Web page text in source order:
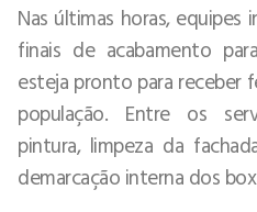
Nas últimas horas, equipes
finais de acabamento
esteja pronto para receber
população. Entre os
pintura, limpeza da
demarcação interna dos